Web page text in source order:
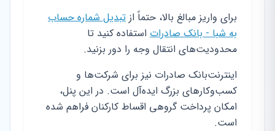
برای واریز مبالغ بالا، حتماً از تبدیل شماره حساب
به شبا - بانک صادرات استفاده کنید تا
محدودیت‌های انتقال وجه را دور بزنید.
اینترنت‌بانک صادرات نیز برای شرکت‌ها و
کسب‌وکارهای بزرگ ایده‌آل است. در این پنل،
امکان پرداخت گروهی اقساط کارکنان فراهم شده
است.